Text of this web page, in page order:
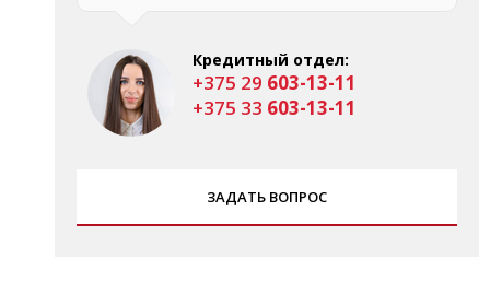
Кредитный отдел:
+375 29 603-13-11
+375 33 603-13-11
ЗАДАТЬ ВОПРОС